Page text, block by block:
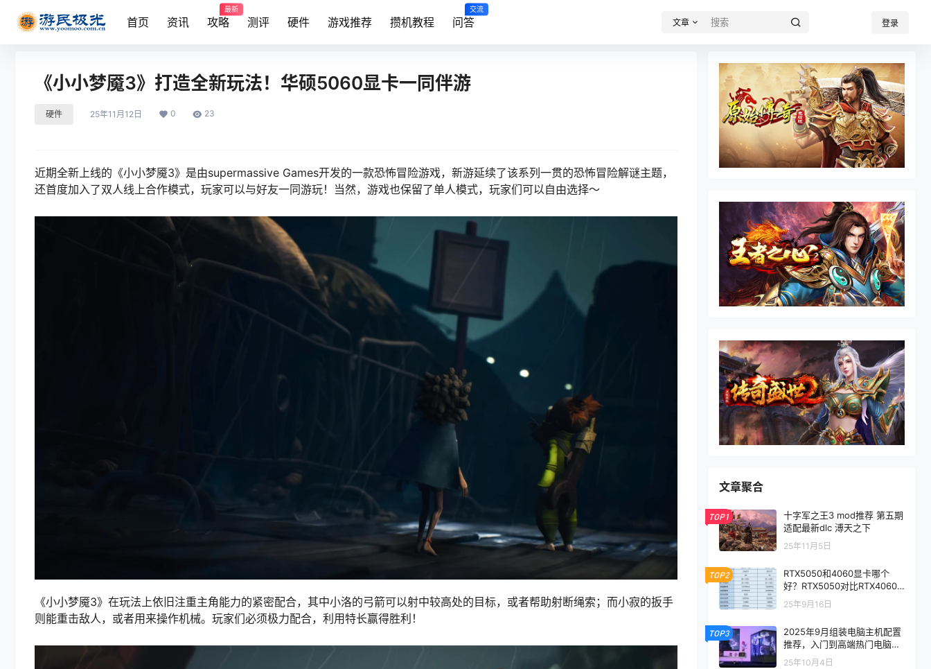
首页 资讯 攻略
最新
测评 硬件 游戏推荐 攒机教程 问答
交流
文章 登录
《小小梦魇3》打造全新玩法！华硕5060显卡一同伴游
硬件 25年11月12日 0 23
近期全新上线的《小小梦魇3》是由supermassive Games开发的一款恐怖冒险游戏，新游延续了该系列一贯的恐怖冒险解谜主题，
还首度加入了双人线上合作模式，玩家可以与好友一同游玩！当然，游戏也保留了单人模式，玩家们可以自由选择～
《小小梦魇3》在玩法上依旧注重主角能力的紧密配合，其中小洛的弓箭可以射中较高处的目标，或者帮助射断绳索；而小寂的扳手
则能重击敌人，或者用来操作机械。玩家们必须极力配合，利用特长赢得胜利！
文章聚合
TOP1
十字军之王3 mod推荐 第五期
适配最新dlc 溥天之下
25年11月5日
TOP2
RTX5050和4060显卡哪个
好？RTX5050对比RTX4060/
5060性能评测
25年9月16日
TOP3
2025年9月组装电脑主机配置
推荐，入门到高端热门电脑配
置方案
25年10月4日